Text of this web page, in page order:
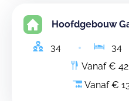
Hoofdgebouw
34 34
Vanaf €
Vanaf €